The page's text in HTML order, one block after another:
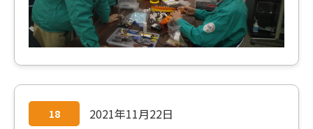
18 2021年11月22日